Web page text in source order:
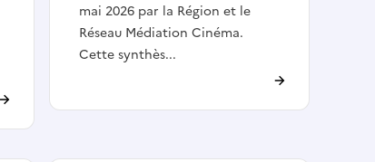
mai 2026 par la Région et le
Réseau Médiation Cinéma.
Cette synthès...